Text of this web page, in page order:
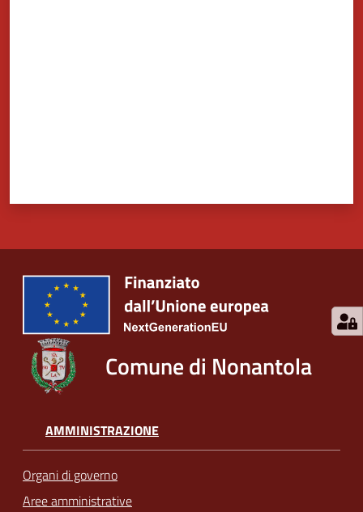
Comune di Nonantola
AMMINISTRAZIONE
Organi di governo
Aree amministrative